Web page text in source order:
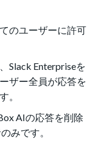
のユーザーに許可
Slack Enterpriseを
ザー全員が応答を
。
AIの応答を削除
みです。